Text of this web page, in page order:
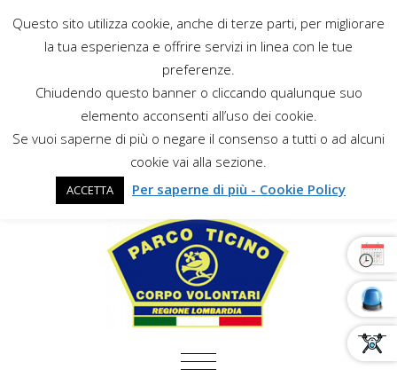
COMMUTA NAVIGAZIONE
Questo sito utilizza cookie, anche di terze parti, per migliorare
la tua esperienza e offrire servizi in linea con le tue
preferenze.
Chiudendo questo banner o cliccando qualunque suo
elemento acconsenti all’uso dei cookie.
Se vuoi saperne di più o negare il consenso a tutti o ad alcuni
cookie vai alla sezione.
ACCETTA Per saperne di più - Cookie Policy